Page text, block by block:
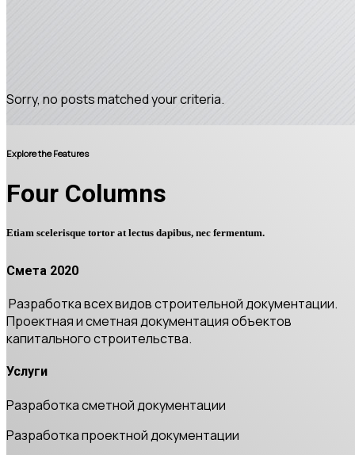
Explore the Features
Four Columns
Etiam scelerisque tortor at lectus dapibus, nec fermentum.
Sorry, no posts matched your criteria.
Смета 2020
Разработка всех видов строительной документации.
Проектная и сметная документация объектов
капитального строительства.
Услуги
Разработка сметной документации
Разработка проектной документации